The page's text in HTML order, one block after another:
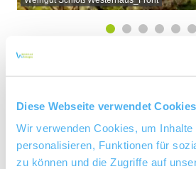
Diese Webseite verwendet Cookies
Wir verwenden Cookies, um Inhalte
personalisieren, Funktionen für
zu können und die Zugriffe auf
Über uns
Rebfläche 18 Hektar